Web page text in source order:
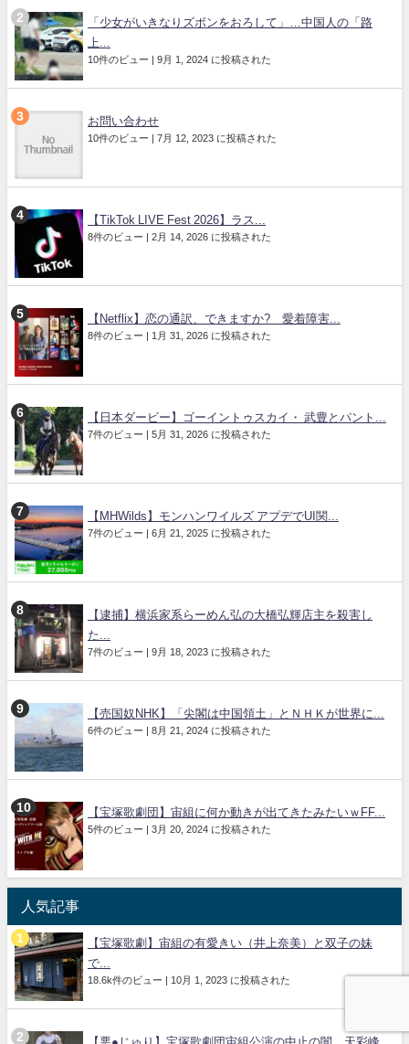
「少女がいきなりズボンをおろして」…中国人の「路
上...
10件のビュー | 9月 1, 2024 に投稿された
お問い合わせ
10件のビュー | 7月 12, 2023 に投稿された
【TikTok LIVE Fest 2026】ラス...
8件のビュー | 2月 14, 2026 に投稿された
【Netflix】恋の通訳、できますか? 愛着障害...
8件のビュー | 1月 31, 2026 に投稿された
【日本ダービー】ゴーイントゥスカイ・ 武豊とパント...
7件のビュー | 5月 31, 2026 に投稿された
【MHWilds】モンハンワイルズ アプデでUI関...
7件のビュー | 6月 21, 2025 に投稿された
【逮捕】横浜家系らーめん弘の大橋弘輝店主を殺害し
た...
7件のビュー | 9月 18, 2023 に投稿された
【売国奴NHK】「尖閣は中国領土」とＮＨＫが世界に...
6件のビュー | 8月 21, 2024 に投稿された
【宝塚歌劇団】宙組に何か動きが出てきたみたいｗFF...
5件のビュー | 3月 20, 2024 に投稿された
人気記事
【宝塚歌劇】宙組の有愛きい（井上奈美）と双子の妹
で...
18.6k件のビュー | 10月 1, 2023 に投稿された
【悪●じゅり】宝塚歌劇団宙組公演の中止の闇。天彩峰...